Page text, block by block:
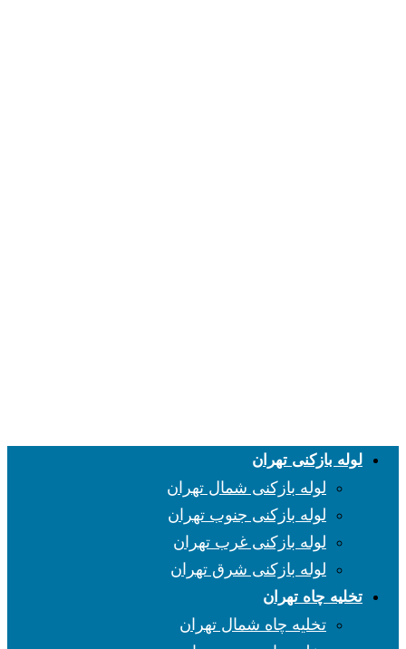
لوله بازکنی تهران
لوله بازکنی شمال تهران
لوله بازکنی جنوب تهران
لوله بازکنی غرب تهران
لوله بازکنی شرق تهران
تخلیه چاه تهران
تخلیه چاه شمال تهران